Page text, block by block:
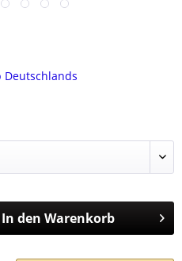
In den Warenkorb